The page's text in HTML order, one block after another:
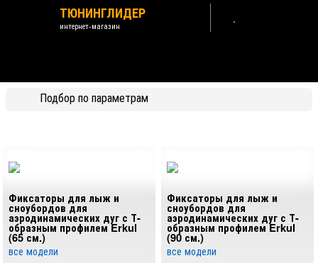
ТЮНИНГЛИДЕР
интернет-магазин
Назад / SsangYong / KGM
Подбор по параметрам
Экстерьер (внешние тюнинг-аксессуары)
Дефлекторы
Накладки пластиковые хромированные
Фиксаторы для лыж и
сноубордов для
аэродинамических дуг с Т-
образным профилем Erkul
(65 см.)
все модели
Фиксаторы для лыж и
сноубордов для
аэродинамических дуг с Т-
образным профилем Erkul
(90 см.)
все модели